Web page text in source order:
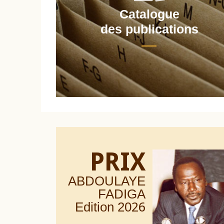
Catalogue
des publications
PRIX
ABDOULAYE
FADIGA
Edition 2026